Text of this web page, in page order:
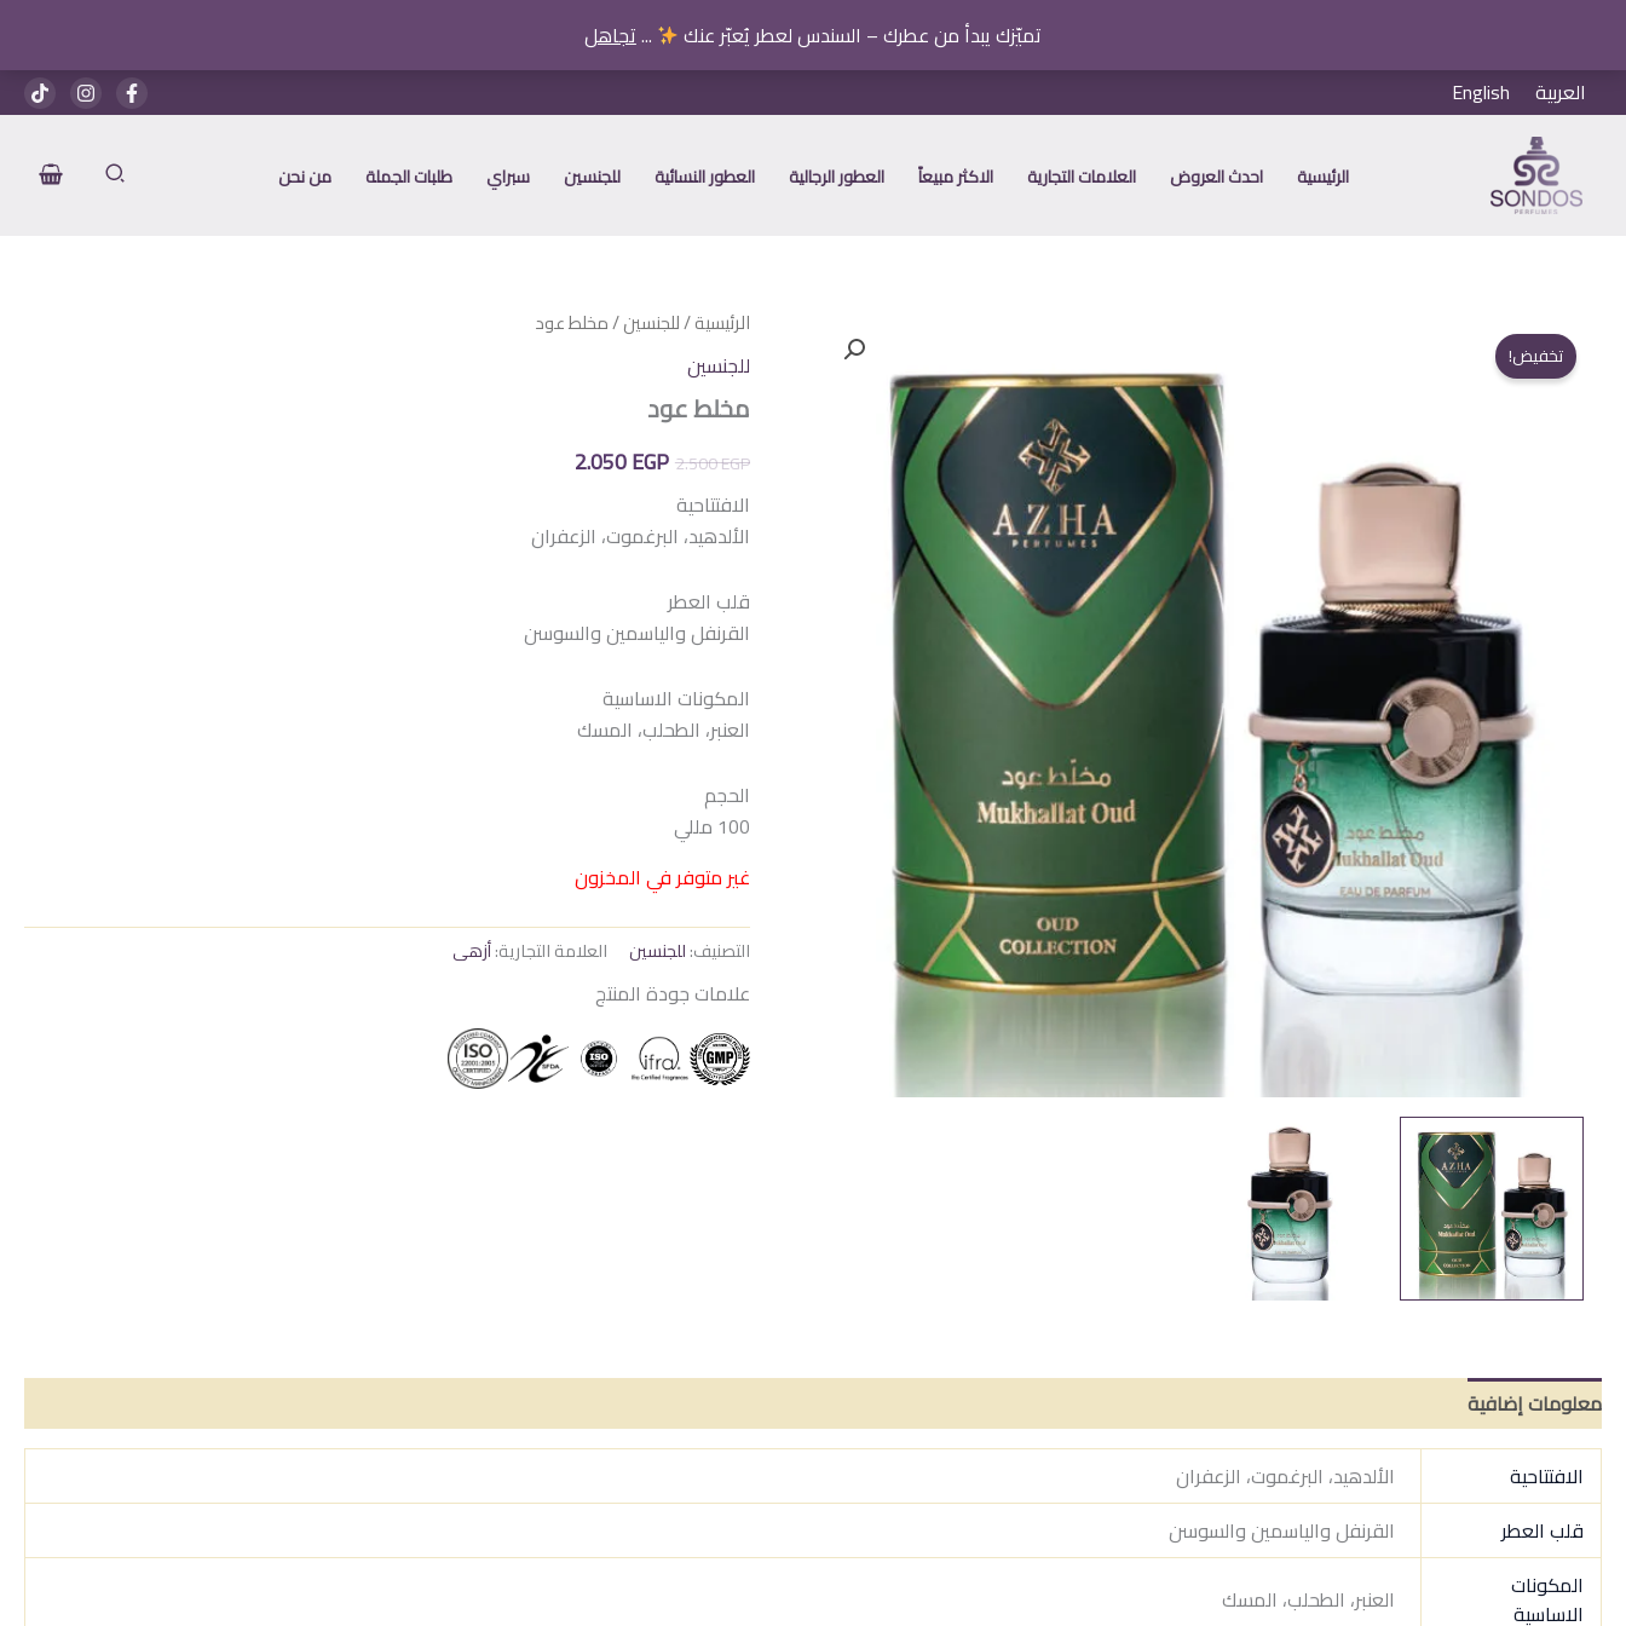
تميّزك يبدأ من عطرك – السندس لعطر يُعبّر عنك ...تجاهل
تخطي
إلى
العربية English
الرئيسية احدث العروض العلامات التجارية الاكثر مبيعاً العطور الرجالية العطور النسائية للجنسين سبراي طلبات الجملة من نحن
تخفيض!
الرئيسية/للجنسين/ مخلط عود
للجنسين
مخلط عود
2.500EGP
السعر
هو:
2.500 EGP.
2.050EGP
هو:
الافتتاحية
الألدهيد، البرغموت، الزعفران
قلب العطر
القرنفل والياسمين والسوسن
المكونات الاساسية
العنبر، الطحلب، المسك
الحجم
100 مللي
غير متوفر في المخزون
التصنيف:للجنسين العلامة التجارية:أزهى
علامات جودة المنتج
معلومات إضافية
الافتتاحية
الألدهيد، البرغموت، الزعفران
قلب العطر
القرنفل والياسمين والسوسن
المكونات
الاساسية
العنبر، الطحلب، المسك